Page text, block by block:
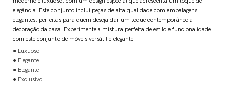
elegância. Este conjunto inclui peças de alta qualidade com embalagens
elegantes, perfeitas para quem deseja dar um toque contemporâneo à
decoração da casa. Experimente a mistura perfeita de estilo e funcionalidade
com este conjunto de móveis versátil e elegante.
● Luxuoso
● Elegante
● Elegante
● Exclusivo